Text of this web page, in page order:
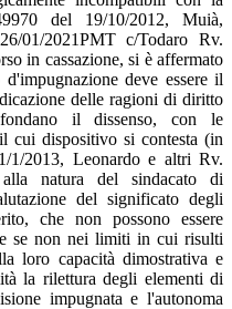
del 19/10/2012, Muià,
01/2021PMT c/Todaro Rv.
in cassazione, si è affermato
deve essere il
delle ragioni di diritto
il dissenso, con le
cui dispositivo si contesta (in
1/2013, Leonardo e altri Rv.
natura del sindacato di
del significato degli
che non possono essere
se non nei limiti in cui risulti
loro capacità dimostrativa e
la rilettura degli elementi di
impugnata e l'autonoma